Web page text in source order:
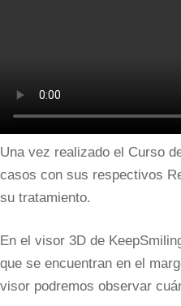
Una vez realizado el Curso
casos con sus respectivos
su tratamiento.
En el visor 3D de
que se encuentran en el
visor podremos observar